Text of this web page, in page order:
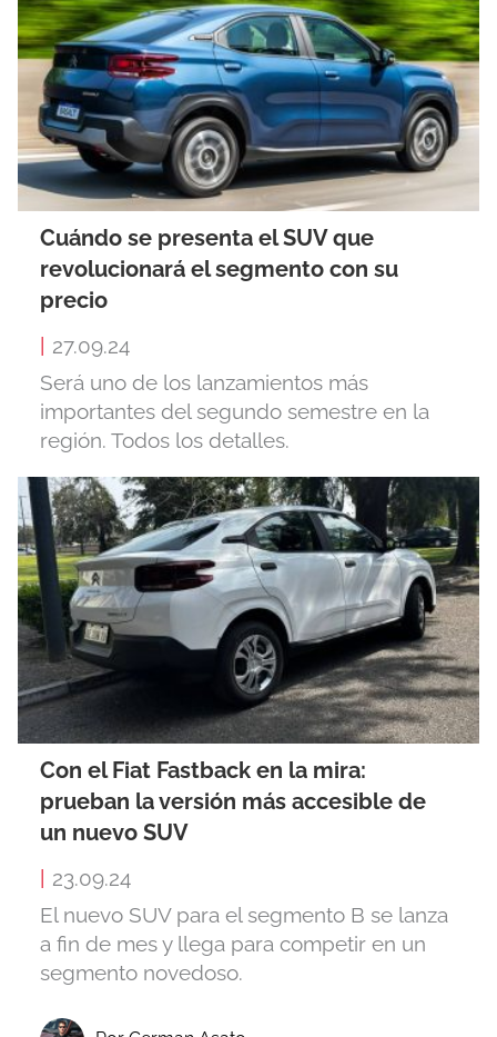
Cuándo se presenta el SUV que
revolucionará el segmento con su
precio
27.09.24
Será uno de los lanzamientos más
importantes del segundo semestre en la
región. Todos los detalles.
Con el Fiat Fastback en la mira:
prueban la versión más accesible de
un nuevo SUV
23.09.24
El nuevo SUV para el segmento B se lanza
a fin de mes y llega para competir en un
segmento novedoso.